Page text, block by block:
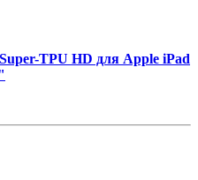
TPU HD для Apple iPad